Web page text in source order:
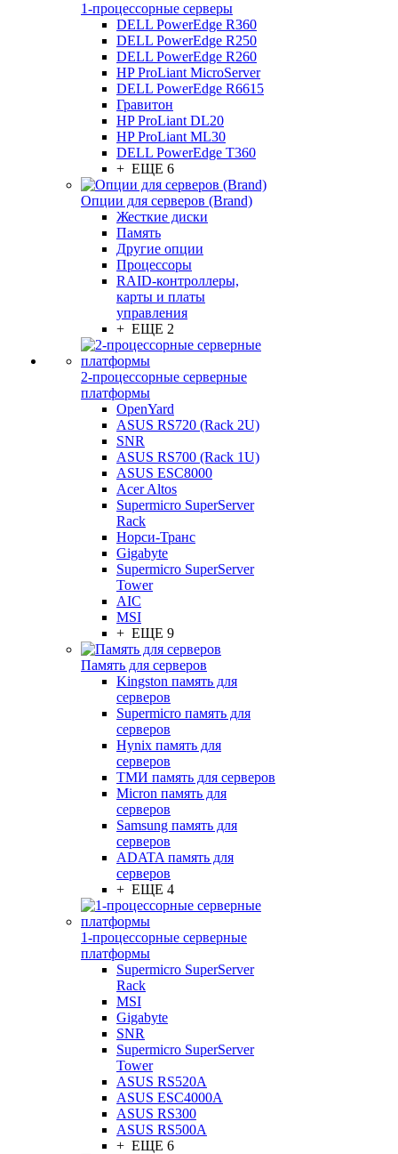
1-процессорные серверы
DELL PowerEdge R360
DELL PowerEdge R250
DELL PowerEdge R260
HP ProLiant MicroServer
DELL PowerEdge R6615
Гравитон
HP ProLiant DL20
HP ProLiant ML30
DELL PowerEdge T360
+ ЕЩЕ 6
Опции для серверов (Brand)
Жесткие диски
Память
Другие опции
Процессоры
RAID-контроллеры,
карты и платы
управления
+ ЕЩЕ 2
2-процессорные серверные
платформы
OpenYard
ASUS RS720 (Rack 2U)
SNR
ASUS RS700 (Rack 1U)
ASUS ESC8000
Acer Altos
Supermicro SuperServer
Rack
Норси-Транс
Gigabyte
Supermicro SuperServer
Tower
AIC
MSI
+ ЕЩЕ 9
Память для серверов
Kingston память для
серверов
Supermicro память для
серверов
Hynix память для
серверов
ТМИ память для серверов
Micron память для
серверов
Samsung память для
серверов
ADATA память для
серверов
+ ЕЩЕ 4
1-процессорные серверные
платформы
Supermicro SuperServer
Rack
MSI
Gigabyte
SNR
Supermicro SuperServer
Tower
ASUS RS520A
ASUS ESC4000A
ASUS RS300
ASUS RS500A
+ ЕЩЕ 6